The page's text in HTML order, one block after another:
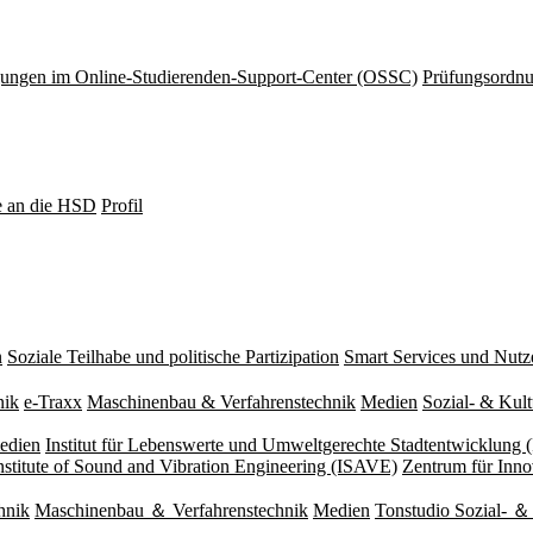
im Online-Studierenden-Support-Center (OSSC)
an die HSD Profil
Soziale Teilhabe und politische Partizipation Smart Services und
e-Traxx Maschinenbau & Verfahrenstechnik Medien Sozial- &
Institut für Lebenswerte und Umweltgerechte Stadtentwicklung
of Sound and Vibration Engineering (ISAVE) Zentrum für
Maschinenbau ＆ Verfahrenstechnik Medien Tonstudio Sozial-